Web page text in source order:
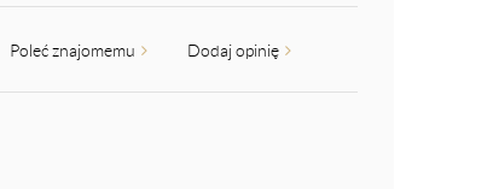
Poleć znajomemu Dodaj opinię